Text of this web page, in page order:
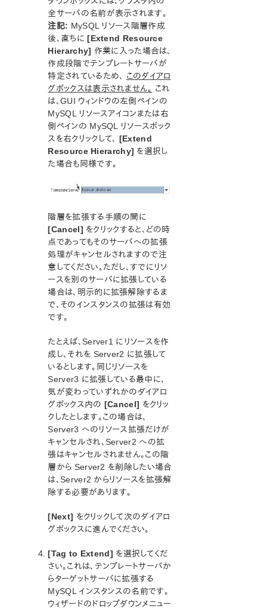
Recovery Kit for EC2™ 管理ガイド
LB Health Check Kit管理ガイド
Logical Volume Manager Recovery Kit 管理ガイド
IP Recovery Kit 管理ガイド
MySQL Recovery Kit 管理ガイド
MySQL Recovery Kitのハードウェアおよびソフトウェア
要件
MySQL Recovery Kit の構成
MySQLリソース階層の管理
MySQL Recovery Kit の設定タスク
MySQLリソース階層の作成
MySQLリソース階層の削除
MySQLリソース階層の拡張解除
（LKCLI）
GUI による手動スイッチオーバの実行
MySQL トラブルシューティング
MySQL Recovery Kit 処理概要
WebSphere MQ Recovery Kit 管理ガイド
NAS Recovery Kit 管理ガイド
NFS Recovery Kit 管理ガイド
Recovery Kit for Oracle® Cloud Infrastructure 管理ガイ
Oracle® Recovery Kit 管理ガイド
PostgreSQL Recovery Kit 管理ガイド
Postfix Recovery Kit 管理ガイド
Quick Service Protection (QSP) Recovery Kit
Recovery Kit for Route 53™ 管理ガイド
Samba Recovery Kit 管理ガイド
SAP Recovery Kit 管理ガイド
SAP HANA Recovery Kit 管理ガイド
SAP MaxDB Recovery Kit 管理ガイド
Sybase Recovery Kit 管理ガイド
VMDK as Shared Storage Recovery Kit 管理ガイド
Recovery Kit for EC2パラメーター一覧
LB Health Checkパラメーター一覧
MQパラメーター一覧
NFSパラメーター一覧
Recovery Kit for Oracle Cloud Infrastructure パラメータ
ー一覧
全サーバの名前が表示されます。
注記: MySQL リソース階層作成
後、直ちに[Extend Resource
Hierarchy] 作業に入った場合は、
作成段階でテンプレートサーバが
特定されているため、 このダイアロ
グボックスは表示されません。 これ
は、GUI ウィンドウの左側ペインの
MySQL リソースアイコンまたは右
側ペインの MySQL リソースボック
スを右クリックして、 [Extend
Resource Hierarchy] を選択し
た場合も同様です。
階層を拡張する手順の間に
[Cancel] をクリックすると、どの時
点であってもそのサーバへの拡張
処理がキャンセルされますので注
意してください。ただし、すでにリソ
ースを別のサーバに拡張している
場合は、明示的に拡張解除するま
で、そのインスタンスの拡張は有効
です。
たとえば、Server1 にリソースを作
成し、それを Server2 に拡張して
いるとします。同じリソースを
Server3 に拡張している最中に、
気が変わっていずれかのダイアロ
グボックス内の [Cancel] をクリッ
クしたとします。この場合は、
Server3 へのリソース拡張だけが
キャンセルされ、Server2 への拡
張はキャンセルされません。この階
層から Server2 を削除したい場合
は、Server2 からリソースを拡張解
除する必要があります。
[Next] をクリックして次のダイアロ
グボックスに進んでください。
[Tag to Extend] を選択してくだ
さい。これは、テンプレートサーバか
らターゲットサーバに拡張する
MySQL インスタンスの名前です。
ウィザードのドロップダウンメニュー